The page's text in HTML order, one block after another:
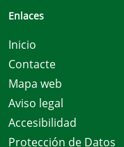
Enlaces
Inicio
Contacte
Mapa web
Aviso legal
Accesibilidad
Protección de Datos